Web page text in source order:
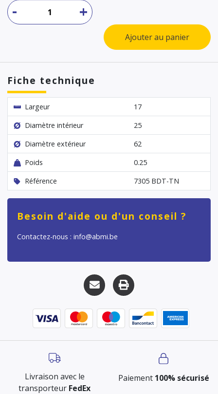
+
-
Ajouter au panier
Fiche technique
Largeur
17
Diamètre intérieur
25
Diamètre extérieur
62
Poids
0.25
Référence
7305 BDT-TN
Besoin d'aide ou d'un conseil ?
Contactez-nous : info@abmi.be
Livraison avec le
transporteur FedEx
Paiement 100% sécurisé